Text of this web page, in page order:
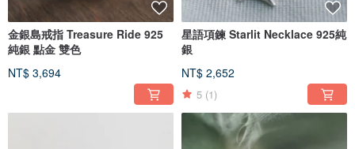
金銀島戒指 Treasure Ride 925
純銀 點金 雙色
NT$ 3,694
星語項鍊 Starlit Necklace 925純
銀
NT$ 2,652
5 (1)